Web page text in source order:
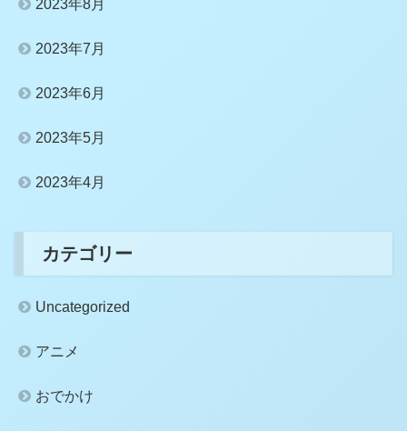
2023年8月
2023年7月
2023年6月
2023年5月
2023年4月
カテゴリー
Uncategorized
アニメ
おでかけ